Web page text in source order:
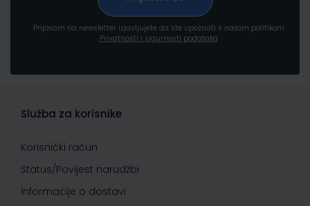
Prijavom na newsletter izjavljujete da ste upoznati s našom politikom
Privatnosti i sigurnosti podataka
Služba za korisnike
Korisnički račun
Status/Povijest narudžbi
Informacije o dostavi